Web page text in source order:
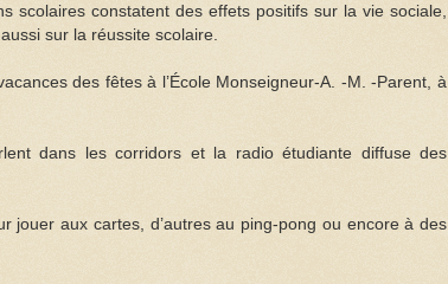
scolaires constatent des effets positifs sur la vie sociale,
sur la réussite scolaire.
des fêtes à l’École Monseigneur-A. -M. -Parent, à
dans les corridors et la radio étudiante diffuse des
jouer aux cartes, d’autres au ping-pong ou encore à des